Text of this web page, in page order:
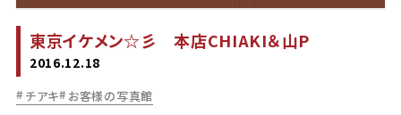
東京イケメン☆彡 本店CHIAKI＆山P
2016.12.18
チアキ お客様の写真館